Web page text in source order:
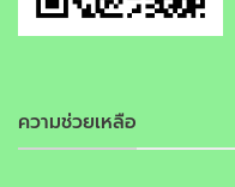
ความช่วยเหลือ